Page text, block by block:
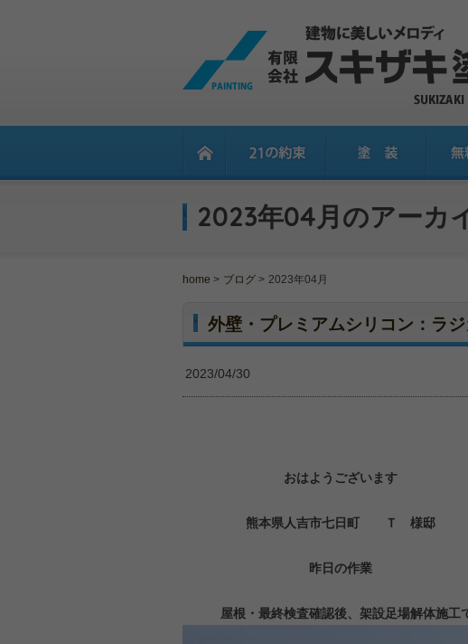
2023年04月のアーカ
home > ブログ > 2023年04月
外壁・プレミアムシリコン：ラ
2023/04/30
おはようございます
熊本県人吉市七日町 Ｔ 様邸
昨日の作業
屋根・最終検査確認後、架設足場解体施工で